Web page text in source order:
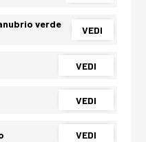
verde
VEDI
VEDI
VEDI
VEDI